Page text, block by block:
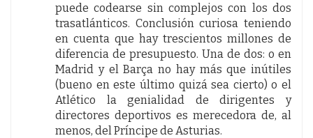
puede codearse sin complejos con los dos
trasatlánticos. Conclusión curiosa teniendo
en cuenta que hay trescientos millones de
diferencia de presupuesto. Una de dos: o en
Madrid y el Barça no hay más que inútiles
(bueno en este último quizá sea cierto) o el
Atlético la genialidad de dirigentes y
directores deportivos es merecedora de, al
menos, del Príncipe de Asturias.